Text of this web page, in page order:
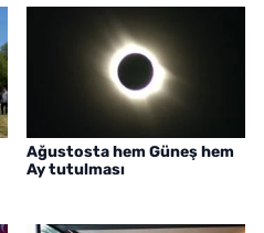
Ağustosta hem Güneş hem
Ay tutulması